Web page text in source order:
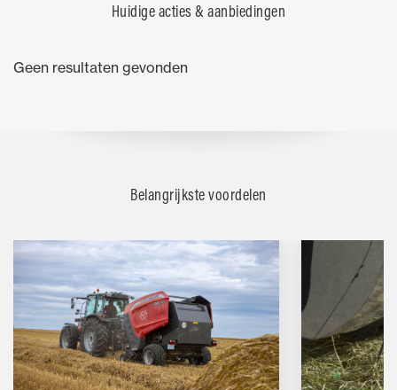
Huidige acties & aanbiedingen
Geen resultaten gevonden
Belangrijkste voordelen